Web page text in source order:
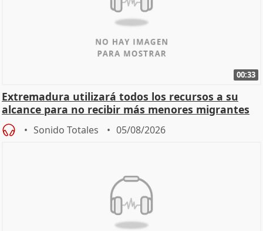
00:33
Extremadura utilizará todos los recursos a su
alcance para no recibir más menores migrantes
Sonido Totales 05/08/2026